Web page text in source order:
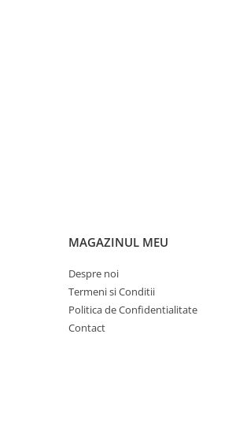
MAGAZINUL MEU
Despre noi
Termeni si Conditii
Politica de Confidentialitate
Contact